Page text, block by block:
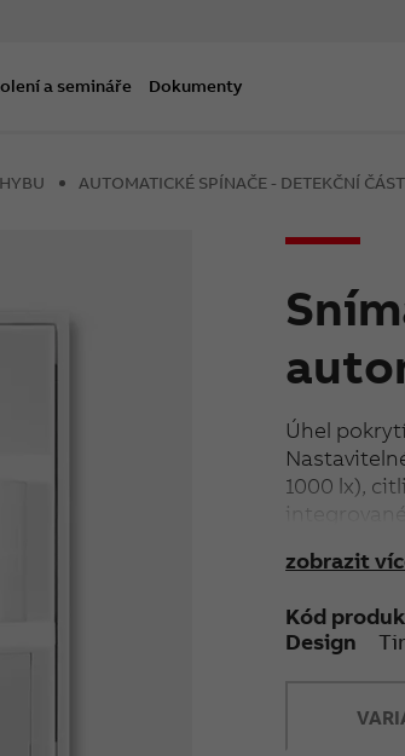
a semináře Dokumenty
AUTOMATICKÉ SPÍNAČE - DETEKČNÍ
Úhel
1000 lx),
Snímač je
zobrazit
Kód
Design